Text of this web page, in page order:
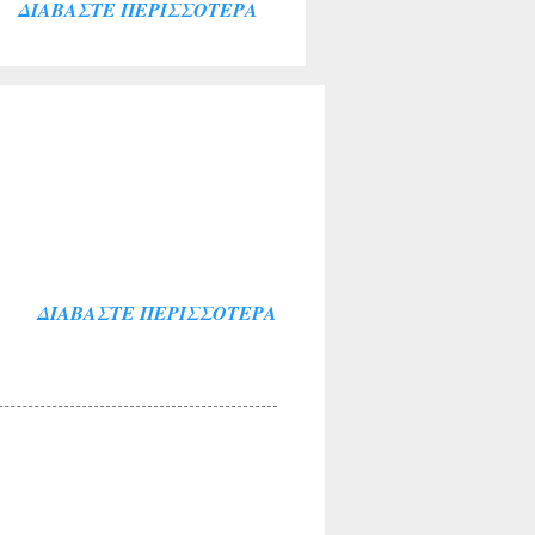
αρμόδιους Υπουργούς.
Η έλλειψη διαμόρφωσης
και η άρνησή της να
ΔΙΑΒΆΣΤΕ ΠΕΡΙΣΣΌΤΕΡΑ
ΔΙΑΒΆΣΤΕ ΠΕΡΙΣΣΌΤΕΡΑ